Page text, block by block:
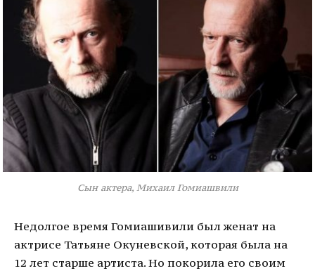
Сын актера, Михаил Гомиашвили
Недолгое время Гомиашивили был женат на
актрисе Татьяне Окуневской, которая была на
12 лет старше артиста. Но покорила его своим